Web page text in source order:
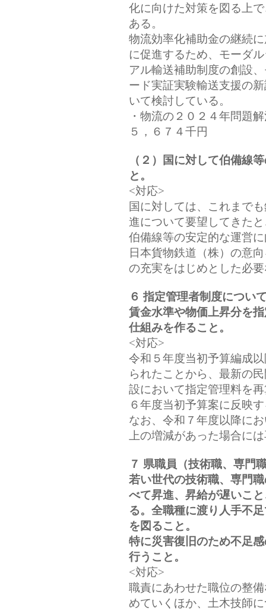
化に向けた対策を図る上
ある。
物流効率化補助金の継続
に促進するため、モーダ
アル輸送補助制度の創設
ード実証実験輸送支援の
いて検討している。
・物流の２０２４年問題
５，６７４千円
（２）国に対して伯備線
と。
<対応>
国に対しては、これまで
進について要望してきた
伯備線等の安定的な運営
日本貨物鉄道（株）の意
の充実をはじめとした必
６ 指定管理者制度につい
賃金水準や物価上昇分を
仕組みを作ること。
<対応>
令和５年度当初予算編成
られたことから、最新の
設において指定管理料を
６年度当初予算案に反映
なお、令和７年度以降に
上の増減があった場合に
７ 県職員（技術職、専門
若い世代の技術職、専門
べて昇進、昇給が遅いこ
る。全職種に渡り人手不
を図ること。
特に災害復旧のため不足
行うこと。
<対応>
職責にあわせた職位の整
めていくほか、土木技師